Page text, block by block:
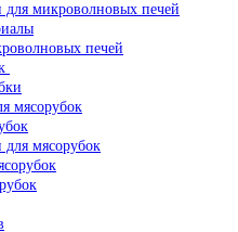
для микроволновых печей
печей
мясорубок
для мясорубок